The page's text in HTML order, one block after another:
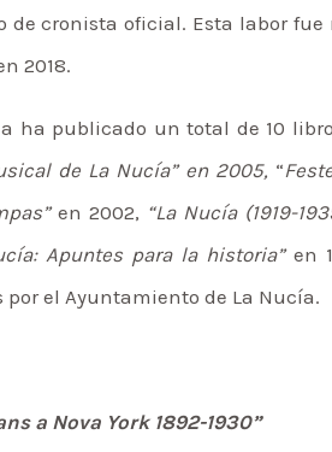
de cronista oficial. Esta labor
2018.
ha publicado un total de 10
de La Nucía” en 2005, “
en 2002, “La Nucía (1919-
Apuntes para la historia”en
el Ayuntamiento de La Nucía.
a Nova York 1892-1930”